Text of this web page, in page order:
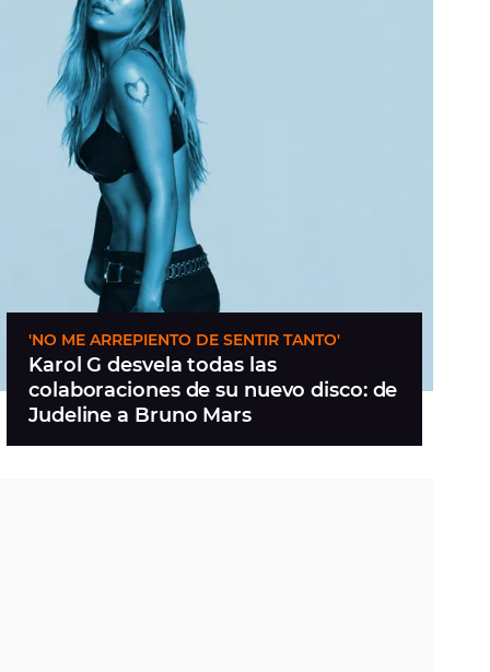
'NO ME ARREPIENTO DE SENTIR TANTO'
Karol G desvela todas las
colaboraciones de su nuevo disco: de
Judeline a Bruno Mars